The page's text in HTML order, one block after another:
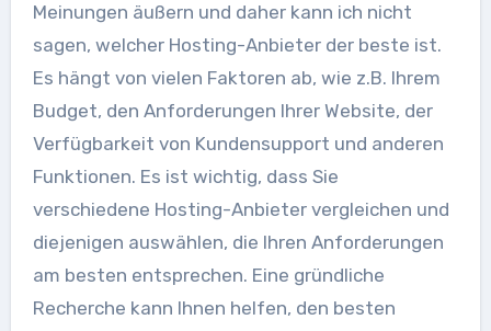
Meinungen äußern und daher kann ich nicht
sagen, welcher Hosting-Anbieter der beste ist.
Es hängt von vielen Faktoren ab, wie z.B. Ihrem
Budget, den Anforderungen Ihrer Website, der
Verfügbarkeit von Kundensupport und anderen
Funktionen. Es ist wichtig, dass Sie
verschiedene Hosting-Anbieter vergleichen und
diejenigen auswählen, die Ihren Anforderungen
am besten entsprechen. Eine gründliche
Recherche kann Ihnen helfen, den besten